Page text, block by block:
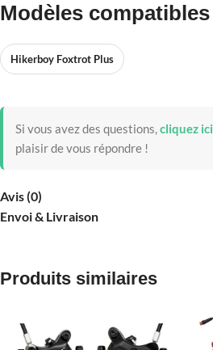
Modèles compatibles
Hikerboy Foxtrot Plus
Si vous avez des questions,cliquez ici
plaisir de vous répondre !
Avis (0)
Envoi & Livraison
Produits similaires